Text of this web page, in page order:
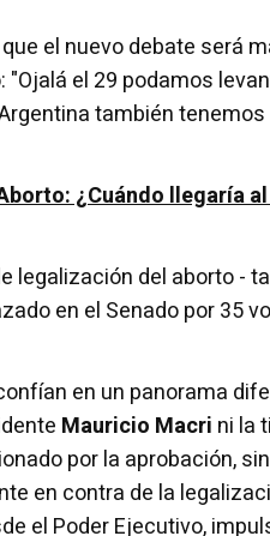
el nuevo debate será
"Ojalá el 29 podamos
también tenemos
¿Cuándo llegaría
legalización del aborto -
en el Senado por 35
en un panorama
Mauricio Macri ni la
por la aprobación,
en contra de la
el Poder Ejecutivo,